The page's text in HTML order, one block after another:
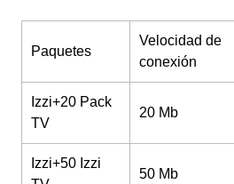
Paquetes
Velocidad de
conexión
Izzi+20 Pack
TV
20 Mb
Izzi+50 Izzi
50 Mb